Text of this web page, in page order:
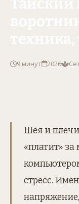
9 минут 2026
Шея и плечи
«платит»
стресс.